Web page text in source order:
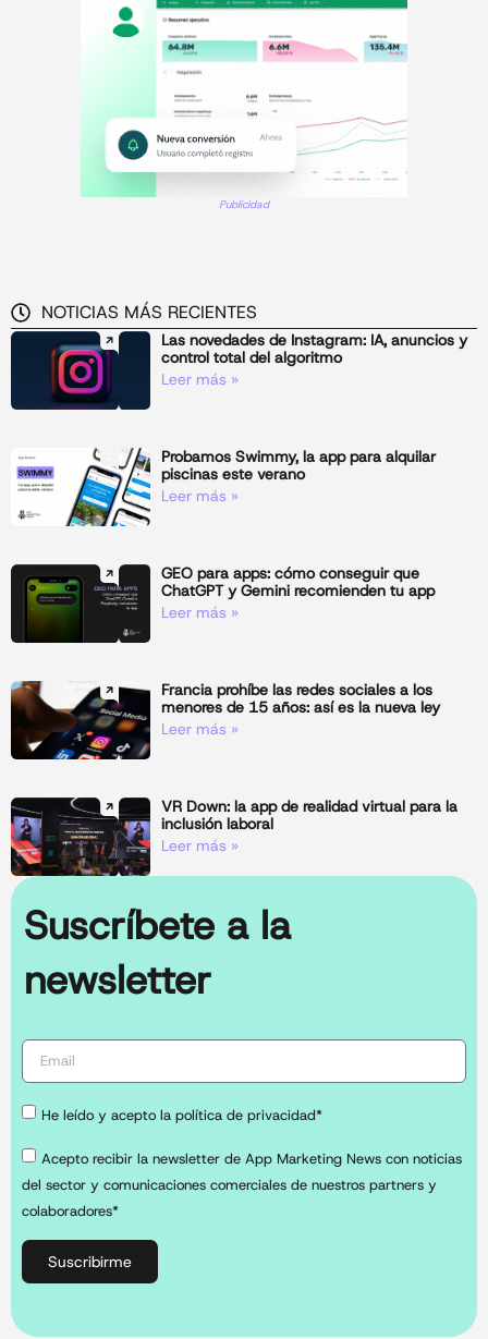
Publicidad
NOTICIAS MÁS RECIENTES
Las novedades de Instagram: IA, anuncios y
control total del algoritmo
Leer más »
Probamos Swimmy, la app para alquilar
piscinas este verano
Leer más »
GEO para apps: cómo conseguir que
ChatGPT y Gemini recomienden tu app
Leer más »
Francia prohíbe las redes sociales a los
menores de 15 años: así es la nueva ley
Leer más »
VR Down: la app de realidad virtual para la
inclusión laboral
Leer más »
Suscríbete a la
newsletter
He leído y acepto la política de privacidad*
Acepto recibir la newsletter de App Marketing News con noticias
del sector y comunicaciones comerciales de nuestros partners y
colaboradores*
Suscribirme